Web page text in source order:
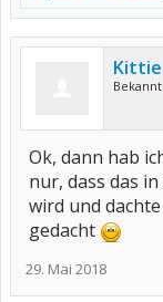
Kittie
Ok, dann hab
nur, dass das
wird und
gedacht
29. Mai 2018